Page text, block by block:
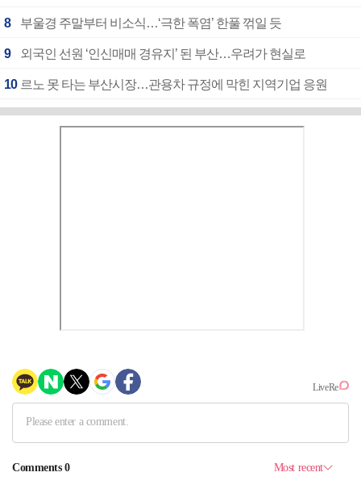
8 부울경 주말부터 비소식…‘극한 폭염’ 한풀 꺾일 듯
9 외국인 선원 ‘인신매매 경유지’ 된 부산…우려가 현실로
10 르노 못 타는 부산시장…관용차 규정에 막힌 지역기업 응원